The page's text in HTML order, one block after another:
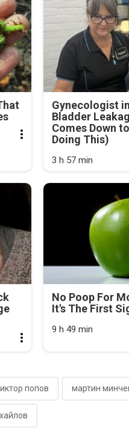
Gynecologist
Bladder
Comes Down
Doing This)
3 h 57 min
No Poop For
It's The First
9 h 49 min
попов мартин